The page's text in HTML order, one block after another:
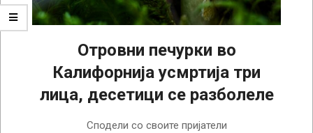
Отровни печурки во
Калифорнија усмртија три
лица, десетици се разболеле
Сподели со своите пријатели